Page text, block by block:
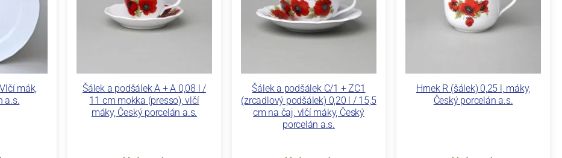
mák,
a.s.
Šálek a podšálek A + A 0,08 l /
11 cm mokka (presso), vlčí
máky, Český porcelán a.s.
Šálek a podšálek C/1 + ZC1
(zrcadlový podšálek) 0,20 l / 15,5
cm na čaj, vlčí máky, Český
porcelán a.s.
Hrnek R (šálek) 0,25 l, máky,
Český porcelán a.s.